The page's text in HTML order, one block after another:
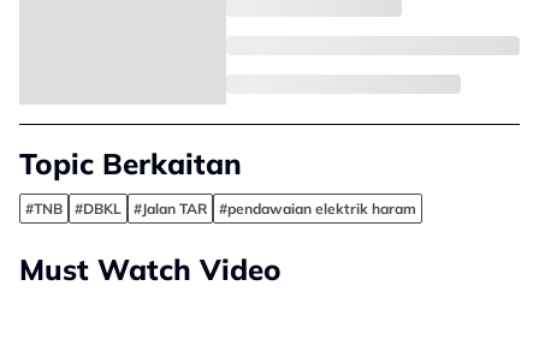
Topic Berkaitan
#TNB #DBKL #Jalan TAR #pendawaian elektrik haram
Must Watch Video